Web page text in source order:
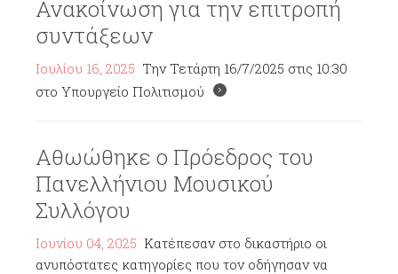
Ανακοίνωση για την επιτροπή
συντάξεων
Ιουλίου 16, 2025 Την Τετάρτη 16/7/2025 στις 10:30
στο Υπουργείο Πολιτισμού
Αθωώθηκε ο Πρόεδρος του
Πανελλήνιου Μουσικού
Συλλόγου
Ιουνίου 04, 2025 Κατέπεσαν στο δικαστήριο οι
ανυπόστατες κατηγορίες που τον οδήγησαν να